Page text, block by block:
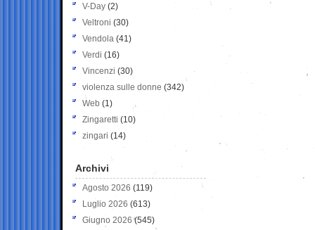
V-Day (2)
Veltroni (30)
Vendola (41)
Verdi (16)
Vincenzi (30)
violenza sulle donne (342)
Web (1)
Zingaretti (10)
zingari (14)
Archivi
Agosto 2026 (119)
Luglio 2026 (613)
Giugno 2026 (545)